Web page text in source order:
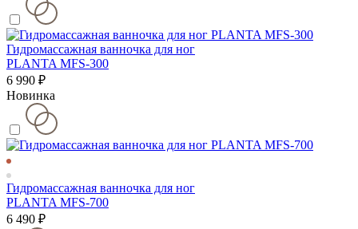
Гидромассажная ванночка для ног
PLANTA MFS-300
6 990 ₽
Новинка
Гидромассажная ванночка для ног
PLANTA MFS-700
6 490 ₽